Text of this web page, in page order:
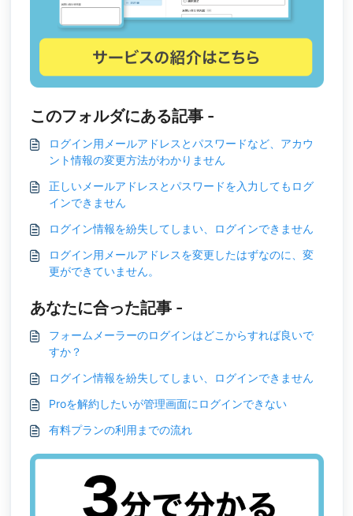
このフォルダにある記事 -
ログイン用メールアドレスとパスワードなど、アカウ
ント情報の変更方法がわかりません
正しいメールアドレスとパスワードを入力してもログ
インできません
ログイン情報を紛失してしまい、ログインできません
ログイン用メールアドレスを変更したはずなのに、変
更ができていません。
あなたに合った記事 -
フォームメーラーのログインはどこからすれば良いで
すか？
ログイン情報を紛失してしまい、ログインできません
Proを解約したいが管理画面にログインできない
有料プランの利用までの流れ